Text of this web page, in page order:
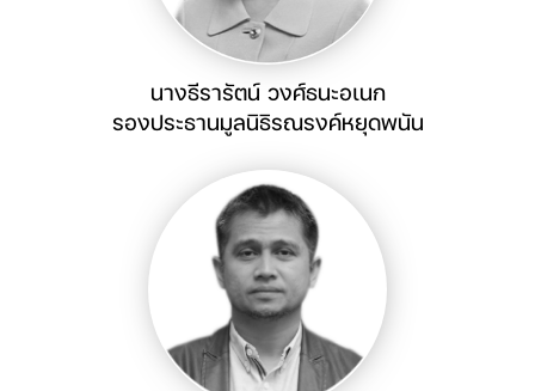
นางธีรารัตน์ วงศ์ธนะอเนก
รองประธานมูลนิธิรณรงค์หยุดพนัน